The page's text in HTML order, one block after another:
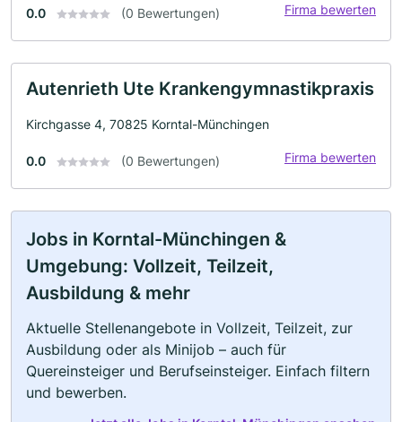
0.0 (0 Bewertungen) Firma bewerten
Autenrieth Ute Krankengymnastikpraxis
Kirchgasse 4, 70825 Korntal-Münchingen
0.0 (0 Bewertungen) Firma bewerten
Jobs in Korntal-Münchingen &
Umgebung: Vollzeit, Teilzeit,
Ausbildung & mehr
Aktuelle Stellenangebote in Vollzeit, Teilzeit, zur
Ausbildung oder als Minijob – auch für
Quereinsteiger und Berufseinsteiger. Einfach filtern
und bewerben.